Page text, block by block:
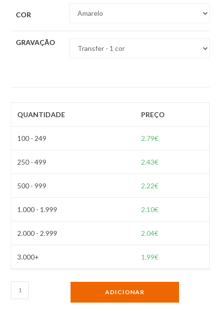
COR
GRAVAÇÃO
QUANTIDADE PREÇO
100 - 249 2.79€
250 - 499 2.43€
500 - 999 2.22€
1.000 - 1.999 2.10€
2.000 - 2.999 2.04€
3.000+ 1.99€
Quantidade
de
ADICIONAR